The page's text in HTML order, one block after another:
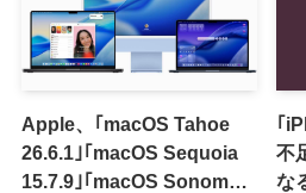
Apple、｢macOS Tahoe
26.6.1｣｢macOS Sequoia
15.7.9｣｢macOS Sonoma
｢
不
な